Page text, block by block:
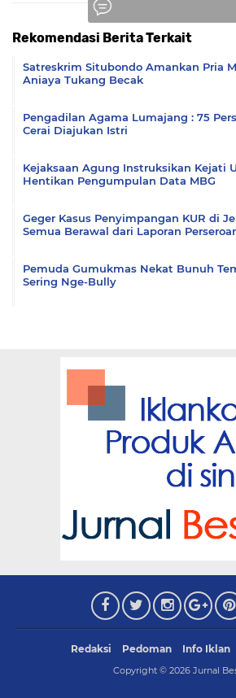
Rekomendasi Berita Terkait
Satreskrim Situbondo Amankan Pria
Aniaya Tukang Becak
Pengadilan Agama Lumajang : 75
Cerai Diajukan Istri
Kejaksaan Agung Instruksikan Kejati
Hentikan Pengumpulan Data MBG
Geger Kasus Penyimpangan KUR di
Semua Berawal dari Laporan
Pemuda Gumukmas Nekat Bunuh
Sering Nge-Bully
Redaksi Pedoman Info Iklan
Copyright © 2026 Jurnal